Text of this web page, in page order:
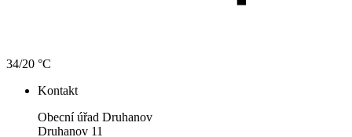
34/20 °C
Kontakt
Obecní úřad Druhanov
Druhanov 11